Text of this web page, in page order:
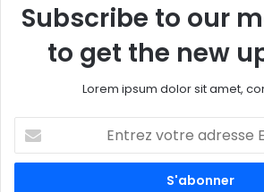
Subscribe to our
to get the new
Lorem ipsum dolor sit amet,
t